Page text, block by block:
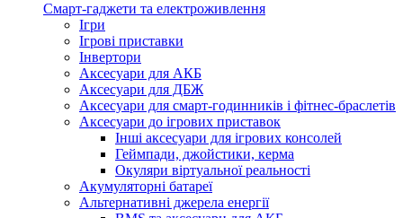
Смарт-гаджети та електроживлення
Ігри
Ігрові приставки
Інвертори
Аксесуари для АКБ
Аксесуари для ДБЖ
Аксесуари для смарт-годинників і фітнес-браслетів
Аксесуари до ігрових приставок
Інші аксесуари для ігрових консолей
Геймпади, джойстики, керма
Окуляри віртуальної реальності
Акумуляторні батареї
Альтернативні джерела енергії